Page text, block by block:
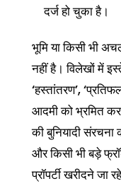
दर्ज हो चुका है।
भूमि या किसी भी
नहीं है। विलेखों में
‘हस्तांतरण’,
आदमी को भ्रमित
की बुनियादी
और किसी भी बड़े
प्रॉपर्टी खरीदने जा